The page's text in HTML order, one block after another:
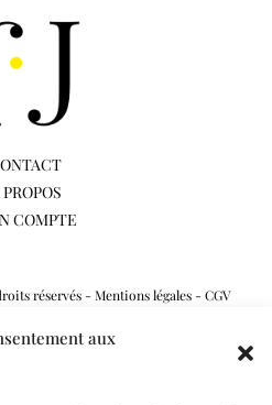
aux
COMPTE
réservés -Mentions légales-CGV